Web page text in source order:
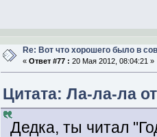
Re: Вот что хорошего было в
« Ответ #77 : 20 Мая 2012, 08:04:21 »
Цитата: Ла-ла-ла
Дедка, ты читал